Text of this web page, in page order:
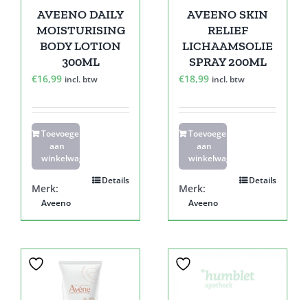
AVEENO DAILY
MOISTURISING
BODY LOTION
300ML
€16,99 incl. btw
Toevoegen
aan
winkelwagen
Details
Merk:
Aveeno
AVEENO SKIN
RELIEF
LICHAAMSOLIE
SPRAY 200ML
€18,99 incl. btw
Toevoegen
aan
winkelwagen
Details
Merk:
Aveeno